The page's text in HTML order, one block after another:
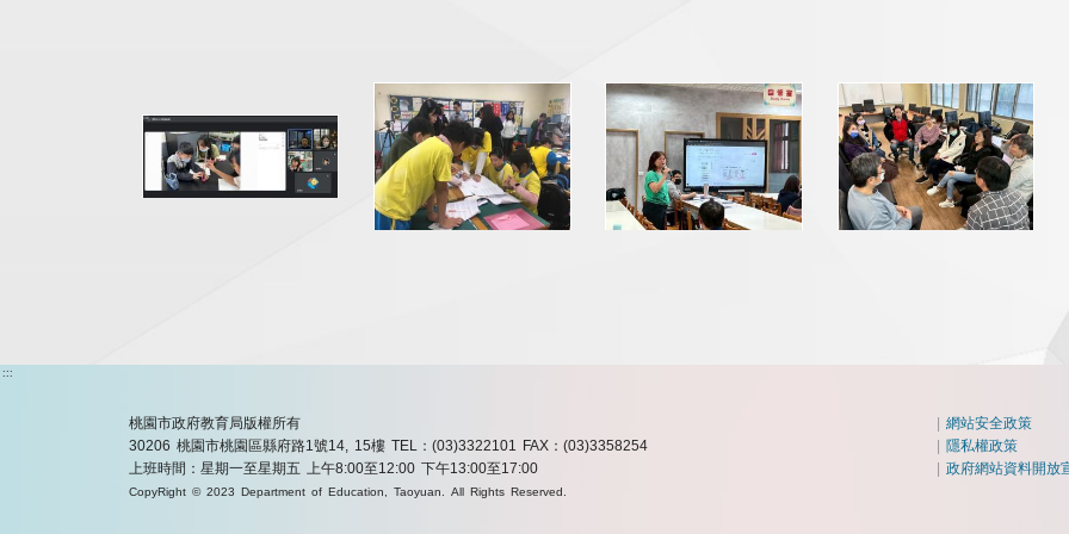
:::
桃園市政府教育局版權所有
30206 桃園市桃園區縣府路1號14, 15樓 TEL：(03)3322101 FAX：(03)3358254
上班時間：星期一至星期五 上午8:00至12:00 下午13:00至17:00
CopyRight © 2023 Department of Education, Taoyuan. All Rights Reserved.
|網站安全政策
隱私權政策
|政府網站資料開放